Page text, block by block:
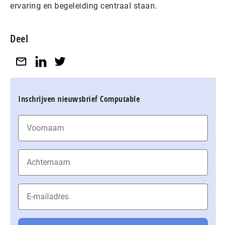
ervaring en begeleiding centraal staan.
Deel
Inschrijven nieuwsbrief Computable